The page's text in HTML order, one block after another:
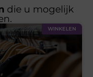
die u mogelijk
WINKELEN